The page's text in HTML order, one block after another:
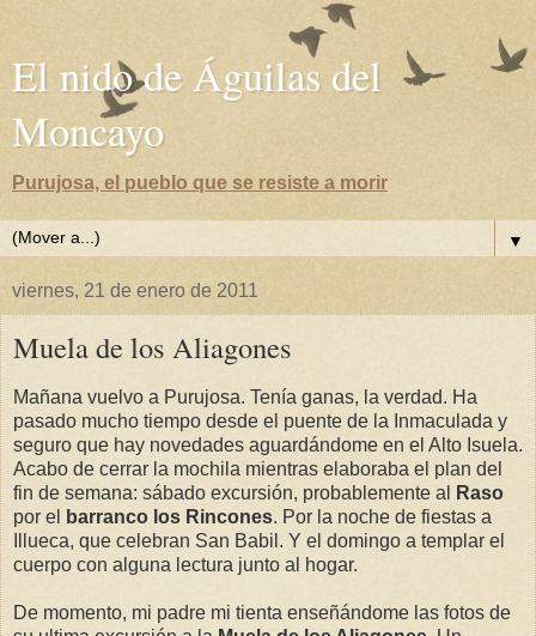
El nido de Águilas del
Moncayo
Purujosa, el pueblo que se resiste a morir
▼
viernes, 21 de enero de 2011
Muela de los Aliagones
Mañana vuelvo a Purujosa. Tenía ganas, la verdad. Ha
pasado mucho tiempo desde el puente de la Inmaculada y
seguro que hay novedades aguardándome en el Alto Isuela.
Acabo de cerrar la mochila mientras elaboraba el plan del
fin de semana: sábado excursión, probablemente al
Raso
por el
barranco los Rincones. Por la noche de fiestas a
Illueca, que celebran San Babil. Y el domingo a templar el
cuerpo con alguna lectura junto al hogar.
De momento, mi padre mi tienta enseñándome las fotos de